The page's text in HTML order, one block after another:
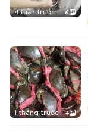
4 tuần trước 6
1 tháng trước 4